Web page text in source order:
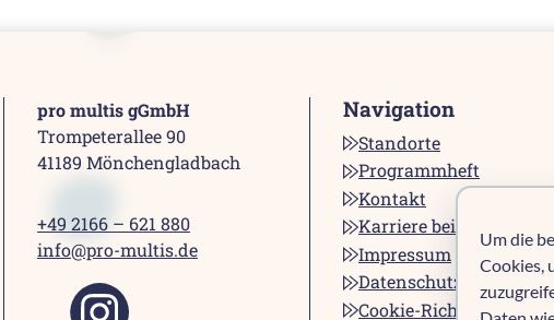
Um die
Cookies,
pro multis gGmbH
Trompeterallee 90
41189 Mönchengladbach
+49 2166 – 621 880
info@pro-multis.de
Navigation
Standorte
Programmheft
Kontakt
Karriere bei pro multis
Impressum
Datenschutz
Cookie-Richtlinie (EU)